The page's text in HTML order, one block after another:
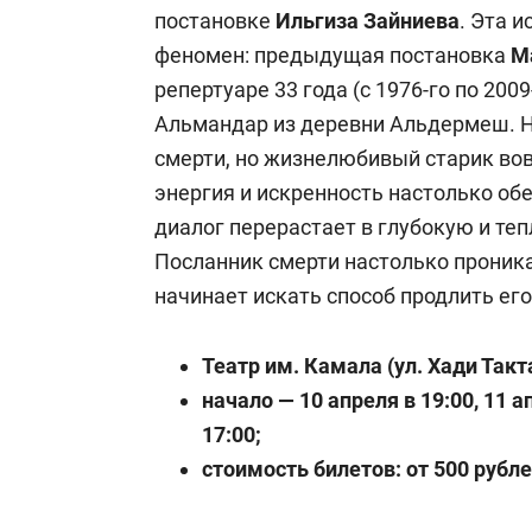
постановке Ильгиза Зайниева. Эта
феномен: предыдущая постановка
репертуаре 33 года (с 1976-го по
Альмандар из деревни Альдермеш.
смерти, но жизнелюбивый старик
энергия и искренность настолько
диалог перерастает в глубокую и
Посланник смерти настолько
начинает искать способ продлить
Театр им. Камала (ул. Хади
начало — 10 апреля в 19:00, 11
17:00;
стоимость билетов: от 500